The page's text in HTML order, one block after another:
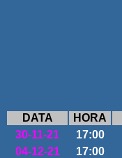
DATA HORA
30-11-21
17:00
04-12-21
17:00